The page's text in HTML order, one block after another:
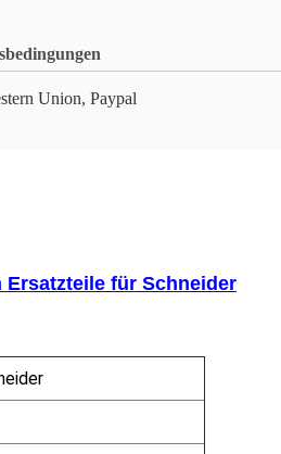
Union, Paypal
Ersatzteile für Schneider